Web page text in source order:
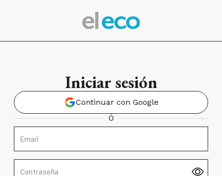
Iniciar sesión
Continuar con Google
Ó
Email
Contraseña